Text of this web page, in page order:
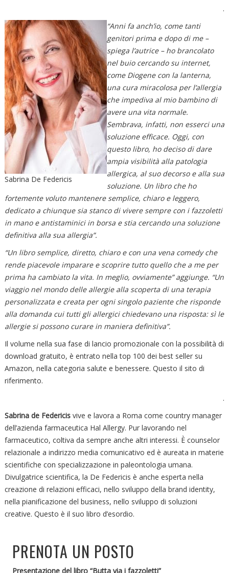
.
Sabrina De Federicis
“Anni fa anch’io, come tanti
genitori prima e dopo di me –
spiega l’autrice – ho brancolato
nel buio cercando su internet,
come Diogene con la lanterna,
una cura miracolosa per l’allergia
che impediva al mio bambino di
avere una vita normale.
Sembrava, infatti, non esserci una
soluzione efficace. Oggi, con
questo libro, ho deciso di dare
ampia visibilità alla patologia
allergica, al suo decorso e alla sua
soluzione. Un libro che ho
fortemente voluto mantenere semplice, chiaro e leggero,
dedicato a chiunque sia stanco di vivere sempre con i fazzoletti
in mano e antistaminici in borsa e stia cercando una soluzione
definitiva alla sua allergia”.
“Un libro semplice, diretto, chiaro e con una vena comedy che
rende piacevole imparare e scoprire tutto quello che a me per
prima ha cambiato la vita. In meglio, ovviamente” aggiunge. “Un
viaggio nel mondo delle allergie alla scoperta di una terapia
personalizzata e creata per ogni singolo paziente che risponde
alla domanda cui tutti gli allergici chiedevano una risposta: sì le
allergie si possono curare in maniera definitiva”.
Il volume nella sua fase di lancio promozionale con la possibilità di
download gratuito, è entrato nella top 100 dei best seller su
Amazon, nella categoria salute e benessere. Questo il sito di
riferimento.
.
Sabrina de Federicisvive e lavora a Roma come country manager
dell’azienda farmaceutica Hal Allergy. Pur lavorando nel
farmaceutico, coltiva da sempre anche altri interessi. È counselor
relazionale a indirizzo media comunicativo ed è aureata in materie
scientifiche con specializzazione in paleontologia umana.
Divulgatrice scientifica, la De Federicis è anche esperta nella
creazione di relazioni efficaci, nello sviluppo della brand identity,
nella pianificazione del business, nello sviluppo di soluzioni
creative. Questo è il suo libro d’esordio.
PRENOTA UN POSTO
Presentazione del libro “Butta via i fazzoletti”